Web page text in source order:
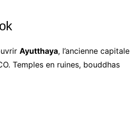
Ayutthaya, l’ancienne capitale
Temples en ruines, bouddhas